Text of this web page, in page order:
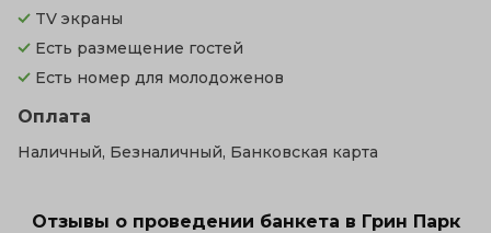
TV экраны
Есть размещение гостей
Есть номер для молодоженов
Оплата
Наличный, Безналичный, Банковская карта
Отзывы о проведении банкета в Грин Парк